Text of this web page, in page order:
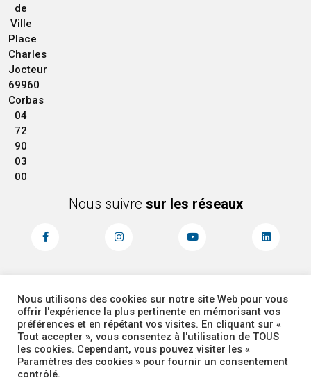
de
Ville
Place
Charles
Jocteur
69960
Corbas
04
72
90
03
00
Nous suivre sur les réseaux
MENTIONS LÉGALES
PLAN DU SITE
ACCESSIBILITÉ
ADMINISTRATEUR
COOKIES
Nous utilisons des cookies sur notre site Web pour vous
offrir l'expérience la plus pertinente en mémorisant vos
préférences et en répétant vos visites. En cliquant sur «
Tout accepter », vous consentez à l'utilisation de TOUS
les cookies. Cependant, vous pouvez visiter les «
Paramètres des cookies » pour fournir un consentement
contrôlé.